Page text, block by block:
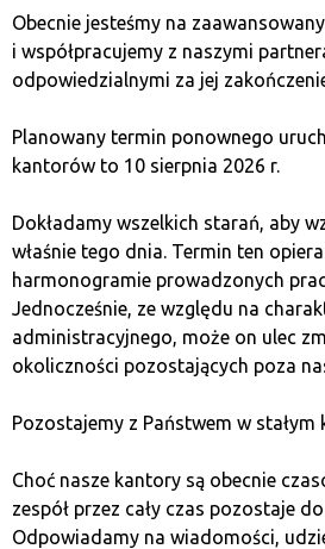
Opłata transakcyjna
Opłata transakcyjna: Niewielki
za przetworzenie i
blockchain, zapewniający jej
i szybkość.
Obecnie jesteśmy na
i współpracujemy z naszymi
odpowiedzialnymi za jej
Planowany termin ponownego
kantorów to 10 sierpnia 2026 r.
Dokładamy wszelkich starań, aby
właśnie tego dnia. Termin ten
harmonogramie prowadzonych
Jednocześnie, ze względu na
administracyjnego, może on ulec
okoliczności pozostających poza
Pozostajemy z Państwem w stałym
Choć nasze kantory są obecnie
zespół przez cały czas pozostaje
Odpowiadamy na wiadomości,